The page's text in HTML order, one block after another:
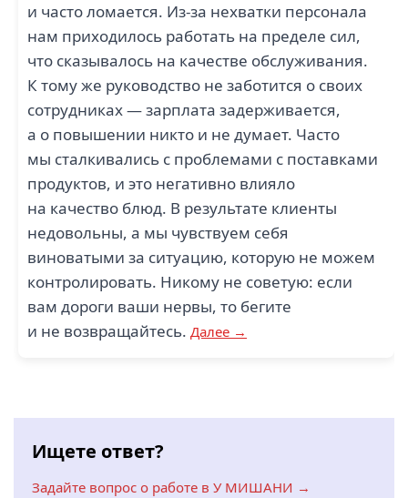
и часто ломается. Из-за нехватки персонала
нам приходилось работать на пределе сил,
что сказывалось на качестве обслуживания.
К тому же руководство не заботится о своих
сотрудниках — зарплата задерживается,
а о повышении никто и не думает. Часто
мы сталкивались с проблемами с поставками
продуктов, и это негативно влияло
на качество блюд. В результате клиенты
недовольны, а мы чувствуем себя
виноватыми за ситуацию, которую не можем
контролировать. Никому не советую: если
вам дороги ваши нервы, то бегите
и не возвращайтесь. Далее →
Ищете ответ?
Задайте вопрос о работе в У МИШАНИ →